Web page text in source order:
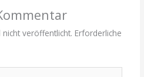
veröffentlicht. Erforderliche